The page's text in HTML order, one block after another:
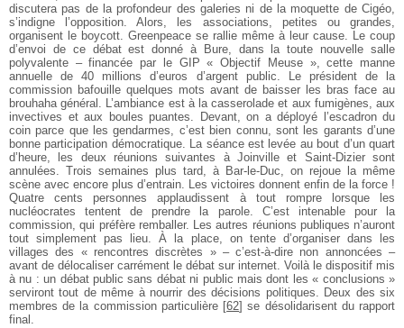
discutera pas de la profondeur des galeries ni de la moquette de Cigéo,
s’indigne l’opposition. Alors, les associations, petites ou grandes,
organisent le boycott. Greenpeace se rallie même à leur cause. Le coup
d’envoi de ce débat est donné à Bure, dans la toute nouvelle salle
polyvalente – financée par le GIP « Objectif Meuse », cette manne
annuelle de 40 millions d’euros d’argent public. Le président de la
commission bafouille quelques mots avant de baisser les bras face au
brouhaha général. L’ambiance est à la casserolade et aux fumigènes, aux
invectives et aux boules puantes. Devant, on a déployé l’escadron du
coin parce que les gendarmes, c’est bien connu, sont les garants d’une
bonne participation démocratique. La séance est levée au bout d’un quart
d’heure, les deux réunions suivantes à Joinville et Saint-Dizier sont
annulées. Trois semaines plus tard, à Bar-le-Duc, on rejoue la même
scène avec encore plus d’entrain. Les victoires donnent enfin de la force !
Quatre cents personnes applaudissent à tout rompre lorsque les
nucléocrates tentent de prendre la parole. C’est intenable pour la
commission, qui préfère remballer. Les autres réunions publiques n’auront
tout simplement pas lieu. À la place, on tente d’organiser dans les
villages des « rencontres discrètes » – c’est-à-dire non annoncées –
avant de délocaliser carrément le débat sur internet. Voilà le dispositif mis
à nu : un débat public sans débat ni public mais dont les « conclusions »
serviront tout de même à nourrir des décisions politiques. Deux des six
membres de la commission particulière[62] se désolidarisent du rapport
final.